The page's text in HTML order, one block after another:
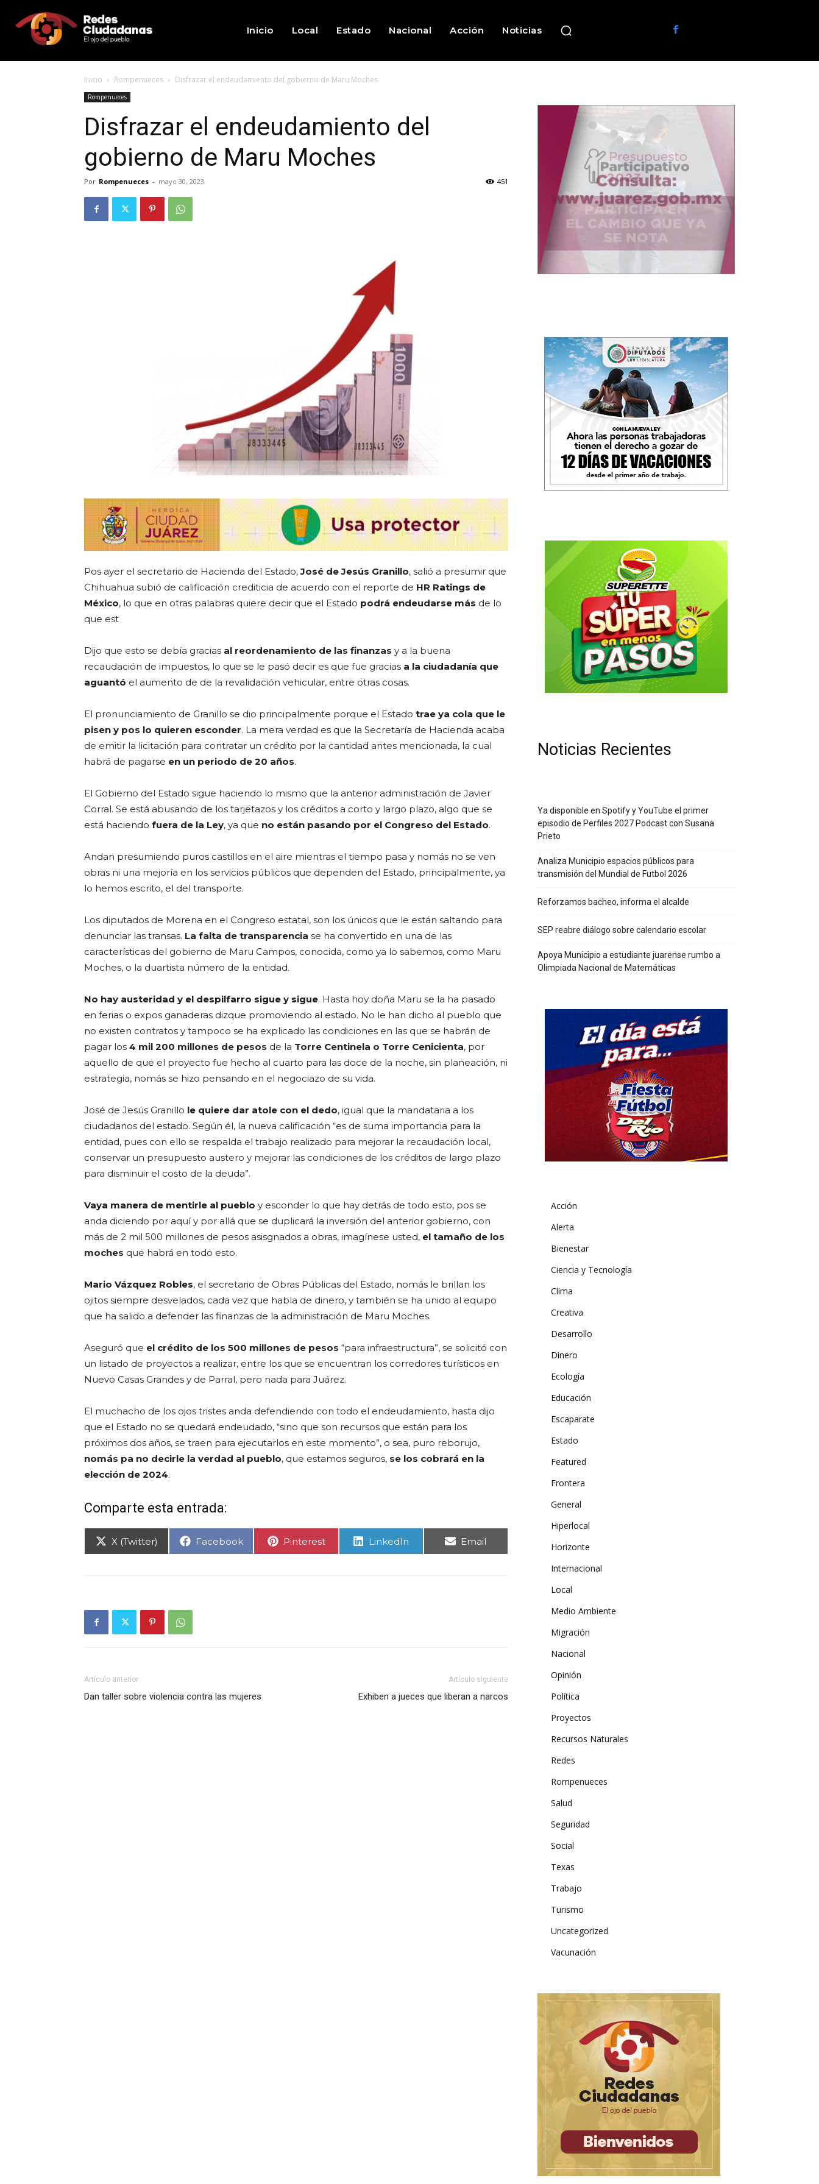
Inicio Local Estado Nacional Acción Noticias
Inicio Rompenueces Disfrazar el endeudamiento del gobierno de Maru Moches
Rompenueces
Disfrazar el endeudamiento del
gobierno de Maru Moches
Por Rompenueces - mayo 30, 2023 451
Pos ayer el secretario de Hacienda del Estado,José de Jesús Granillo, salió a presumir que
Chihuahua subió de calificación crediticia de acuerdo con el reporte de HR Ratings de
México, lo que en otras palabras quiere decir que el Estado podrá endeudarse más de lo
que est
Dijo que esto se debía gracias al reordenamiento de las finanzas y a la buena
recaudación de impuestos, lo que se le pasó decir es que fue gracias a la ciudadanía que
aguantó el aumento de de la revalidación vehicular, entre otras cosas.
El pronunciamiento de Granillo se dio principalmente porque el Estado trae ya cola que le
pisen y pos lo quieren esconder. La mera verdad es que la Secretaría de Hacienda acaba
de emitir la licitación para contratar un crédito por la cantidad antes mencionada, la cual
habrá de pagarse en un periodo de 20 años.
El Gobierno del Estado sigue haciendo lo mismo que la anterior administración de Javier
Corral. Se está abusando de los tarjetazos y los créditos a corto y largo plazo, algo que se
está haciendo fuera de la Ley, ya que no están pasando por el Congreso del Estado.
Andan presumiendo puros castillos en el aire mientras el tiempo pasa y nomás no se ven
obras ni una mejoría en los servicios públicos que dependen del Estado, principalmente, ya
lo hemos escrito, el del transporte.
Los diputados de Morena en el Congreso estatal, son los únicos que le están saltando para
denunciar las transas. La falta de transparencia se ha convertido en una de las
características del gobierno de Maru Campos, conocida, como ya lo sabemos, como Maru
Moches, o la duartista número de la entidad.
No hay austeridad y el despilfarro sigue y sigue. Hasta hoy doña Maru se la ha pasado
en ferias o expos ganaderas dizque promoviendo al estado. No le han dicho al pueblo que
no existen contratos y tampoco se ha explicado las condiciones en las que se habrán de
pagar los 4 mil 200 millones de pesos de la Torre Centinela o Torre Cenicienta, por
aquello de que el proyecto fue hecho al cuarto para las doce de la noche, sin planeación, ni
estrategia, nomás se hizo pensando en el negociazo de su vida.
José de Jesús Granillo le quiere dar atole con el dedo, igual que la mandataria a los
ciudadanos del estado. Según él, la nueva calificación “es de suma importancia para la
entidad, pues con ello se respalda el trabajo realizado para mejorar la recaudación local,
conservar un presupuesto austero y mejorar las condiciones de los créditos de largo plazo
para disminuir el costo de la deuda”.
Vaya manera de mentirle al pueblo y esconder lo que hay detrás de todo esto, pos se
anda diciendo por aquí y por allá que se duplicará la inversión del anterior gobierno, con
más de 2 mil 500 millones de pesos asisgnados a obras, imagínese usted, el tamaño de los
moches que habrá en todo esto.
Mario Vázquez Robles, el secretario de Obras Públicas del Estado, nomás le brillan los
ojitos siempre desvelados, cada vez que habla de dinero, y también se ha unido al equipo
que ha salido a defender las finanzas de la administración de Maru Moches.
Aseguró que el crédito de los 500 millones de pesos “para infraestructura”, se solicitó con
un listado de proyectos a realizar, entre los que se encuentran los corredores turísticos en
Nuevo Casas Grandes y de Parral, pero nada para Juárez.
El muchacho de los ojos tristes anda defendiendo con todo el endeudamiento, hasta dijo
que el Estado no se quedará endeudado, “sino que son recursos que están para los
próximos dos años, se traen para ejecutarlos en este momento”, o sea, puro reborujo,
nomás pa no decirle la verdad al pueblo, que estamos seguros, se los cobrará en la
elección de 2024.
Comparte esta entrada:
Compartir
en
X (Twitter) Compartir
Facebook Compartir
Pinterest Compartir
LinkedIn Compartir
Email
Artículo anterior
Dan taller sobre violencia contra las mujeres
Artículo siguiente
Exhiben a jueces que liberan a narcos
Noticias Recientes
Ya disponible en Spotify y YouTube el primer
episodio de Perfiles 2027 Podcast con Susana
Prieto
Analiza Municipio espacios públicos para
transmisión del Mundial de Futbol 2026
Reforzamos bacheo, informa el alcalde
SEP reabre diálogo sobre calendario escolar
Apoya Municipio a estudiante juarense rumbo a
Olimpiada Nacional de Matemáticas
Acción
Alerta
Bienestar
Ciencia y Tecnología
Clima
Creativa
Desarrollo
Dinero
Ecología
Educación
Escaparate
Estado
Featured
Frontera
General
Hiperlocal
Horizonte
Internacional
Local
Medio Ambiente
Migración
Nacional
Opinión
Política
Proyectos
Recursos Naturales
Redes
Rompenueces
Salud
Seguridad
Social
Texas
Trabajo
Turismo
Uncategorized
Vacunación